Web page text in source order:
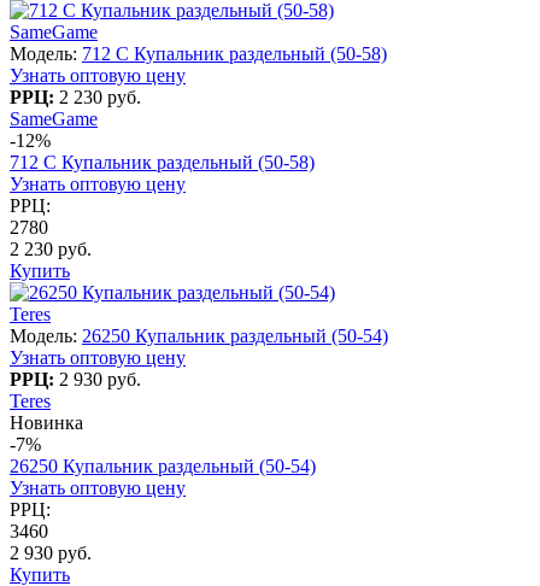
SameGame
Модель: 712 C Купальник раздельный (50-58)
Узнать оптовую цену
РРЦ: 2 230 руб.
SameGame
-12%
712 C Купальник раздельный (50-58)
Узнать оптовую цену
РРЦ:
2780
2 230 руб.
Купить
Teres
Модель: 26250 Купальник раздельный (50-54)
Узнать оптовую цену
РРЦ: 2 930 руб.
Teres
Новинка
-7%
26250 Купальник раздельный (50-54)
Узнать оптовую цену
РРЦ:
3460
2 930 руб.
Купить